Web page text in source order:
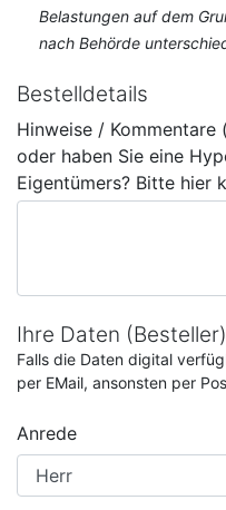
Belastungen auf dem
nach Behörde
Bestelldetails
Hinweise / Kommentare
oder haben Sie eine
Eigentümers? Bitte hier
Ihre Daten (Besteller)
Falls die Daten digital
per EMail, ansonsten per
Anrede